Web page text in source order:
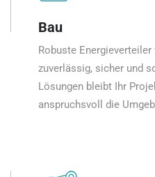
Bau
Robuste
zuverlässig, sicher und
Lösungen bleibt Ihr
anspruchsvoll die